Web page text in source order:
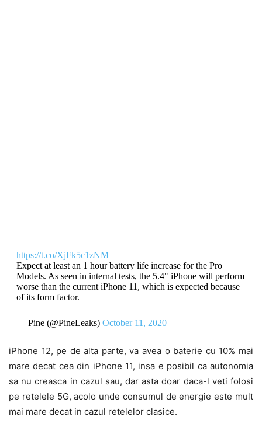
https://t.co/XjFk5c1zNM
Expect at least an 1 hour battery life increase for the Pro
Models. As seen in internal tests, the 5.4" iPhone will perform
worse than the current iPhone 11, which is expected because
of its form factor.
— Pine (@PineLeaks) October 11, 2020
iPhone 12, pe de alta parte, va avea o baterie cu 10% mai
mare decat cea din iPhone 11, insa e posibil ca autonomia
sa nu creasca in cazul sau, dar asta doar daca-l veti folosi
pe retelele 5G, acolo unde consumul de energie este mult
mai mare decat in cazul retelelor clasice.